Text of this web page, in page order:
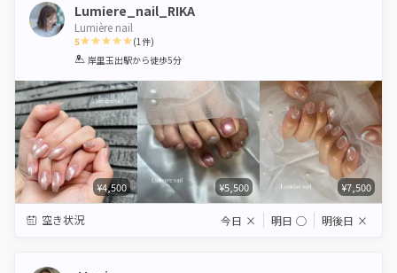
Lumiere_nail_RIKA
Lumière nail
5
1 2 3 4 5
(1件)
岸里玉出駅から徒歩5分
¥4,500 ¥5,500 ¥7,500
空き状況 今日 × 明日 ◯ 明後日 ×